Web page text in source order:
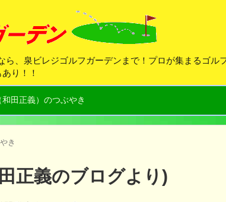
、泉ビレジゴルフガーデンまで！プロが集まるゴル
り！！
田正義）のつぶやき
き
正義のブログより)